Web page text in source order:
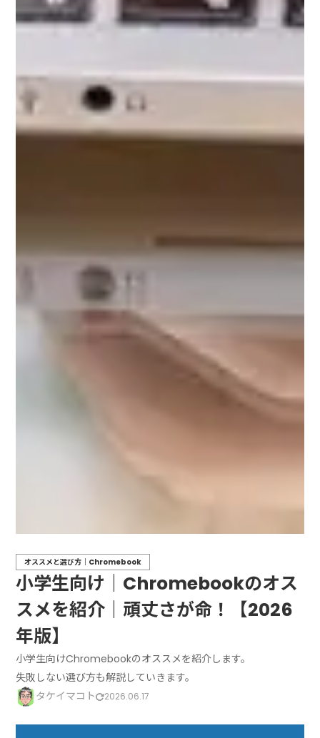
小学生向け｜Chromebookのオス
スメを紹介｜頑丈さが命！【2026
年版】
小学生向けChromebookのオススメを紹介します。
失敗しない選び方も解説していきます。
タケイマコト
2026.06.17
オススメと選び方｜Chromebook